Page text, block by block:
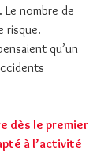
nombre de
risque.
qu’un
dès le premier
à l’activité